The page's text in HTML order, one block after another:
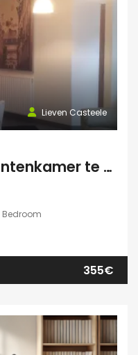
Lieven Casteele
Splinternieuwe studentenkamer te huur in authentiek herenhuis
Bedroom
355€